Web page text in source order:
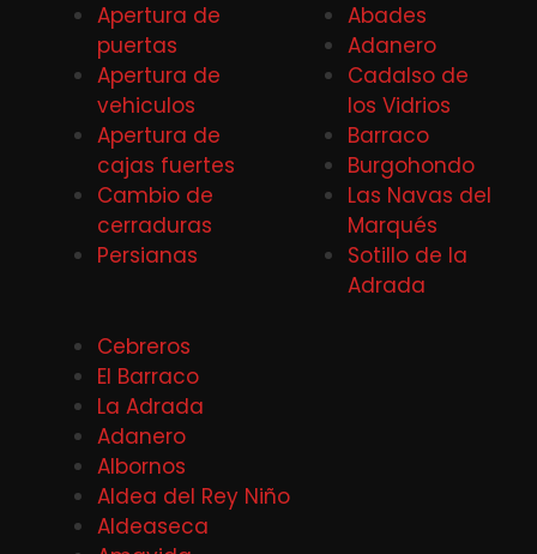
Apertura de
puertas
Apertura de
vehiculos
Apertura de
cajas fuertes
Cambio de
cerraduras
Persianas
Abades
Adanero
Cadalso de
los Vidrios
Barraco
Burgohondo
Las Navas del
Marqués
Sotillo de la
Adrada
Cebreros
El Barraco
La Adrada
Adanero
Albornos
Aldea del Rey Niño
Aldeaseca